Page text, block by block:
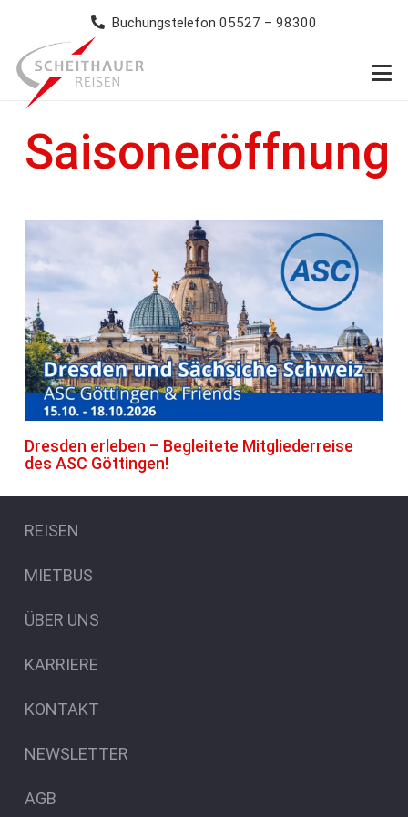
Buchungstelefon 05527 – 98300
Saisoneröffnung
Dresden erleben – Begleitete Mitgliederreise
des ASC Göttingen!
REISEN
MIETBUS
ÜBER UNS
KARRIERE
KONTAKT
NEWSLETTER
AGB